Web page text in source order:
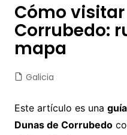
Cómo
Corrubedo:
mapa
Galicia
Este artículo es una
Dunas de Corrubedo